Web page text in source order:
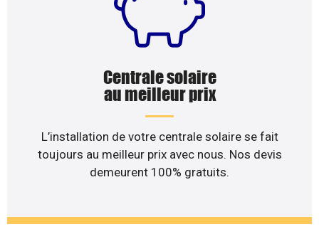
Centrale solaire
au meilleur prix
L’installation de votre centrale solaire se fait
toujours au meilleur prix avec nous. Nos devis
demeurent 100% gratuits.